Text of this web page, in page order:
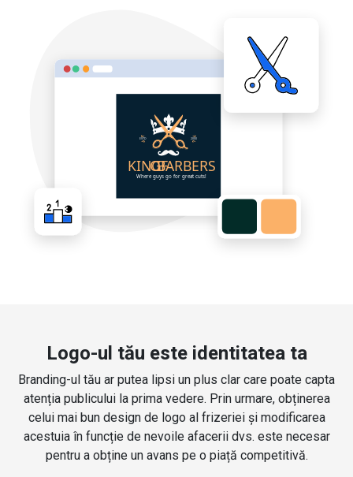
Logo-ul tău este identitatea ta
Branding-ul tău ar putea lipsi un plus clar care poate capta
atenția publicului la prima vedere. Prin urmare, obținerea
celui mai bun design de logo al frizeriei și modificarea
acestuia în funcție de nevoile afacerii dvs. este necesar
pentru a obține un avans pe o piață competitivă.